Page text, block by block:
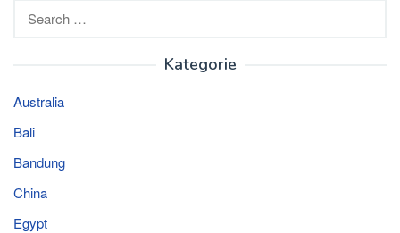
for:
Kategorie
Australia
Bali
Bandung
China
Egypt